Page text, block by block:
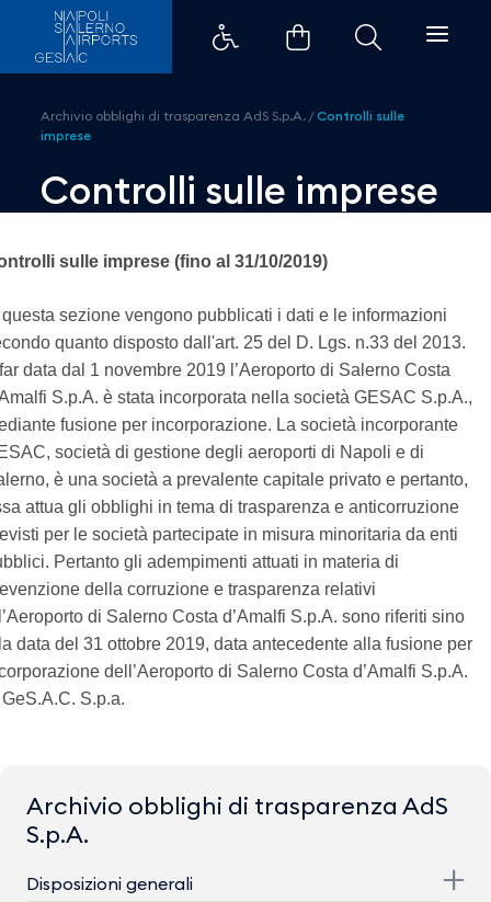
Controlli sulle imprese -
Archivio obblighi di trasparenza AdS S.p.A. /Controlli sulle
imprese
Controlli sulle imprese
sulle imprese (fino al 31/10/2019)
sezione vengono pubblicati i dati e le informazioni
quanto disposto dall'art. 25 del D. Lgs. n.33 del 2013.
data dal 1 novembre 2019 l’Aeroporto di Salerno Costa
S.p.A. è stata incorporata nella società GESAC S.p.A.,
fusione per incorporazione. La società incorporante
società di gestione degli aeroporti di Napoli e di
è una società a prevalente capitale privato e pertanto,
attua gli obblighi in tema di trasparenza e anticorruzione
per le società partecipate in misura minoritaria da enti
Pertanto gli adempimenti attuati in materia di
della corruzione e trasparenza relativi
di Salerno Costa d’Amalfi S.p.A. sono riferiti sino
data del 31 ottobre 2019, data antecedente alla fusione per
dell’Aeroporto di Salerno Costa d’Amalfi S.p.A.
S.p.a.
Archivio obblighi di trasparenza AdS
S.p.A.
Disposizioni generali